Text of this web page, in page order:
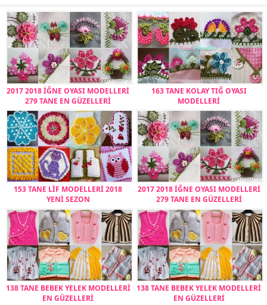
2017 2018 İĞNE OYASI MODELLERİ
279 TANE EN GÜZELLERİ
163 TANE KOLAY TIĞ OYASI
MODELLERİ
153 TANE LİF MODELLERİ 2018
YENİ SEZON
2017 2018 İĞNE OYASI MODELLERİ
279 TANE EN GÜZELLERİ
138 TANE BEBEK YELEK MODELLERİ
EN GÜZELLERİ
138 TANE BEBEK YELEK MODELLERİ
EN GÜZELLERİ